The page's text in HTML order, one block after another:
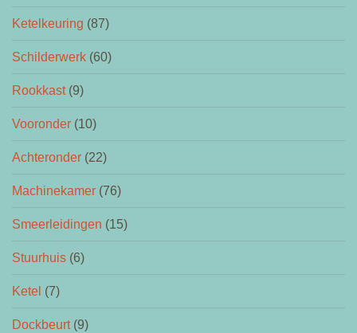
Ketelkeuring (87)
Schilderwerk (60)
Rookkast(9)
Vooronder (10)
Achteronder (22)
Machinekamer (76)
Smeerleidingen (15)
Stuurhuis (6)
Ketel (7)
Dockbeurt(9)